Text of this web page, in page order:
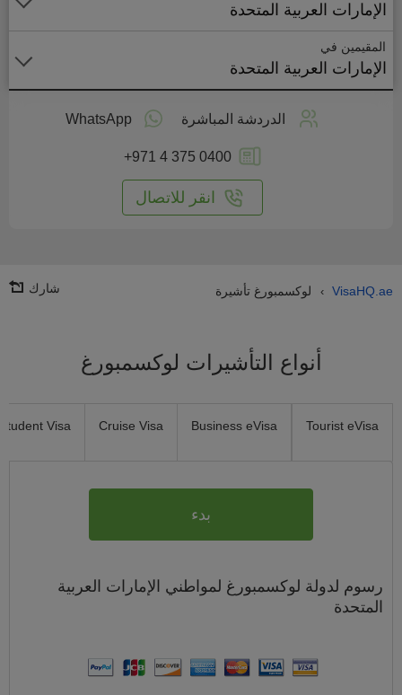
الإمارات العربية المتحدة
المقيمين في
الإمارات العربية المتحدة
الدردشة المباشرة WhatsApp
+971 4 375 0400
انقر للاتصال
VisaHQ.ae
› لوكسمبورغ تأشيرة شارك
أنواع التأشيرات لوكسمبورغ
Tourist eVisa
Business eVisa
Cruise Visa
Student Visa
بدء
رسوم لدولة لوكسمبورغ لمواطني الإمارات العربية
المتحدة